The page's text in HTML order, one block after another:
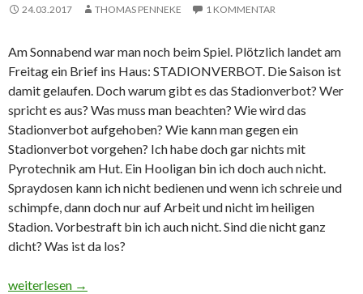
24.03.2017 THOMAS PENNEKE 1 KOMMENTAR
Am Sonnabend war man noch beim Spiel. Plötzlich landet am
Freitag ein Brief ins Haus: STADIONVERBOT. Die Saison ist
damit gelaufen. Doch warum gibt es das Stadionverbot? Wer
spricht es aus? Was muss man beachten? Wie wird das
Stadionverbot aufgehoben? Wie kann man gegen ein
Stadionverbot vorgehen? Ich habe doch gar nichts mit
Pyrotechnik am Hut. Ein Hooligan bin ich doch auch nicht.
Spraydosen kann ich nicht bedienen und wenn ich schreie und
schimpfe, dann doch nur auf Arbeit und nicht im heiligen
Stadion. Vorbestraft bin ich auch nicht. Sind die nicht ganz
dicht? Was ist da los?
Stadionverbot – wie dagegen vorgehen?
weiterlesen →